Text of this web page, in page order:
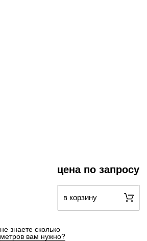
цена по запросу
в корзину
не знаете сколькo
метров вам нужно?